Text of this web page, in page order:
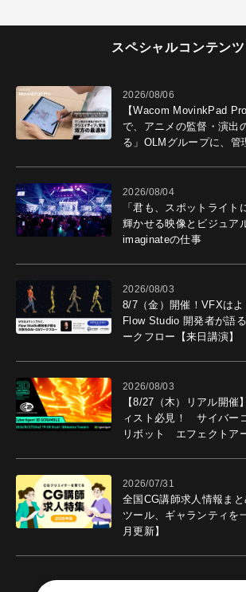
スペシャルコンテンツ
2026/08/06
【Wacom MovinkPad
で、アニメの監督・演出
る」OLMグループに、管
2026/08/04
「君も、スポットライ
輝かせる映像とビジュア
imaginateの仕事
2026/08/03
8/7（金）開催！VFXはよ
Flow Studio 開発者が語
ークフロー【来日講演】
2026/08/03
【8/27（木）リアル開催
ィスト必見！ サイバー
リボット エフェクトア
2026/07/31
全国CG講師求人情報ま
ツール、ギャランティを
月更新】